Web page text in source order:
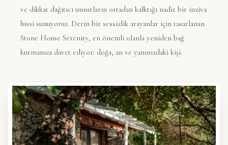
ve dikkat dağıtıcı unsurların ortadan kalktığı nadir bir inziva
hissi sunuyoruz. Derin bir sessizlik arayanlar için tasarlanan
Stone House Serenity, en önemli olanla yeniden bağ
kurmanıza davet ediyor: doğa, an ve yanınızdaki kişi.